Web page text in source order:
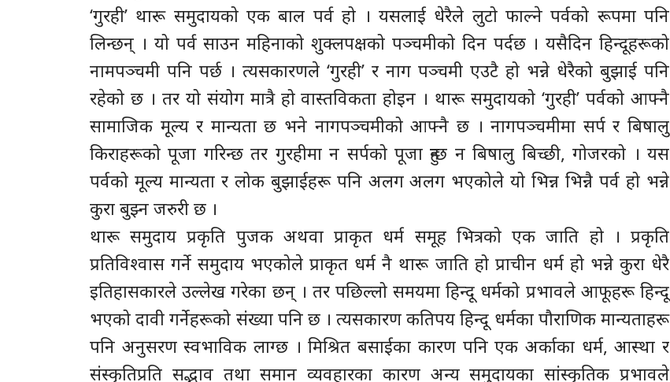
‘गुरही’ थारू समुदायको एक बाल पर्व हो । यसलाई धेरैले लुटो फाल्ने पर्वको रूपमा पनि
लिन्छन् । यो पर्व साउन महिनाको शुक्लपक्षको पञ्चमीको दिन पर्दछ । यसैदिन हिन्दूहरूको
नामपञ्चमी पनि पर्छ । त्यसकारणले ‘गुरही’ र नाग पञ्चमी एउटै हो भन्ने धेरैको बुझाई पनि
रहेको छ । तर यो संयोग मात्रै हो वास्तविकता होइन । थारू समुदायको ‘गुरही’ पर्वको आफ्नै
सामाजिक मूल्य र मान्यता छ भने नागपञ्चमीको आफ्नै छ । नागपञ्चमीमा सर्प र बिषालु
किराहरूको पूजा गरिन्छ तर गुरहीमा न सर्पको पूजा हुन्छ न बिषालु बिच्छी, गोजरको । यस
पर्वको मूल्य मान्यता र लोक बुझाईहरू पनि अलग अलग भएकोले यो भिन्न भिन्नै पर्व हो भन्ने
कुरा बुझ्न जरुरी छ ।
थारू समुदाय प्रकृति पुजक अथवा प्राकृत धर्म समूह भित्रको एक जाति हो । प्रकृति
प्रतिविश्वास गर्ने समुदाय भएकोले प्राकृत धर्म नै थारू जाति हो प्राचीन धर्म हो भन्ने कुरा धेरै
इतिहासकारले उल्लेख गरेका छन् । तर पछिल्लो समयमा हिन्दू धर्मको प्रभावले आफूहरू हिन्दू
भएको दावी गर्नेहरूको संख्या पनि छ । त्यसकारण कतिपय हिन्दू धर्मका पौराणिक मान्यताहरू
पनि अनुसरण स्वभाविक लाग्छ । मिश्रित बसाईका कारण पनि एक अर्काका धर्म, आस्था र
संस्कृतिप्रति सद्भाव तथा समान व्यवहारका कारण अन्य समुदायका सांस्कृतिक प्रभावले